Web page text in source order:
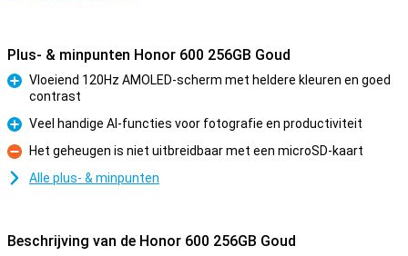
Plus- & minpunten Honor 600 256GB Goud
Pluspunt
Vloeiend 120Hz AMOLED-scherm met heldere kleuren en goed
contrast
Pluspunt
Veel handige AI-functies voor fotografie en productiviteit
Minpunt
Het geheugen is niet uitbreidbaar met een microSD-kaart
Alle plus- & minpunten
Beschrijving van de Honor 600 256GB Goud